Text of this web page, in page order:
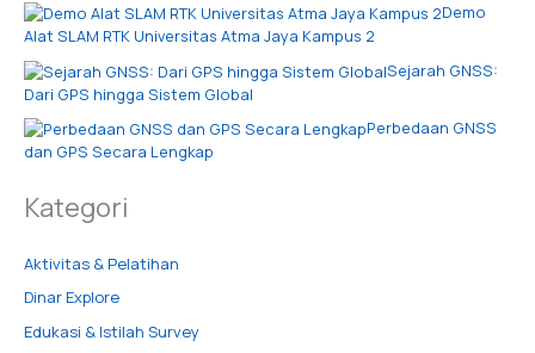
Demo
Alat SLAM RTK Universitas Atma Jaya Kampus 2
Sejarah GNSS:
Dari GPS hingga Sistem Global
Perbedaan GNSS
dan GPS Secara Lengkap
Kategori
Aktivitas & Pelatihan
Dinar Explore
Edukasi & Istilah Survey